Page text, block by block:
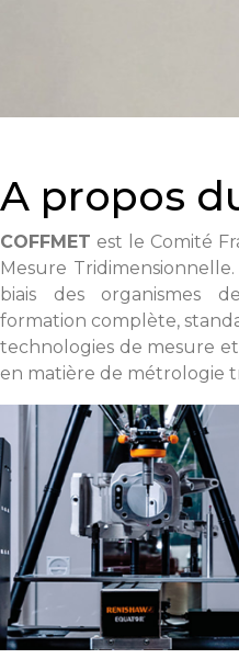
A propos
COFFMET est le Comité
Mesure
biais des organismes
formation complète,
technologies de mesure
en matière de métrologie